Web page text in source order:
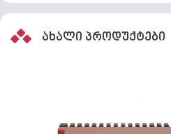
ახალი პროდუქტები